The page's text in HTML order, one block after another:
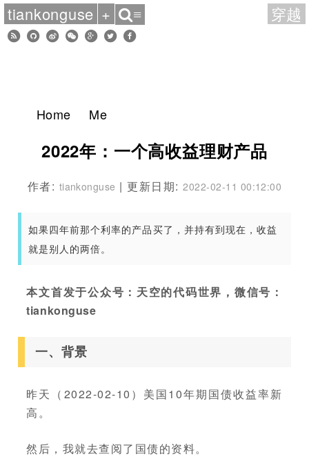
Home Me
2022年：一个高收益理财产品
作者: tiankonguse | 更新日期:2022-02-11 00:12:00
如果四年前那个利率的产品买了，并持有到现在，收益
就是别人的两倍。
本文首发于公众号：天空的代码世界，微信号：
tiankonguse
一、背景
昨天（2022-02-10）美国10年期国债收益率新
高。
然后，我就去查阅了国债的资料。
tiankonguse + ≡ 穿越